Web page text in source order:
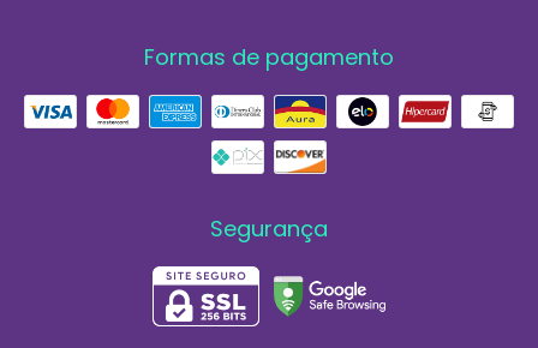
Formas de pagamento
Segurança